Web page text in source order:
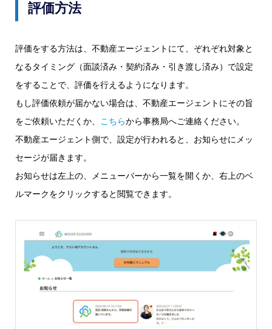
評価方法
評価をする方法は、不動産エージェントにて、ぞれぞれ対象と
なるタイミング（面談済み・契約済み・引き渡し済み）で設定
をすることで、評価を行えるようになります。
もし評価依頼が届かない場合は、不動産エージェントにその旨
をご依頼いただくか、 こちらから事務局へご連絡ください。
不動産エージェント側で、設定が行われると、お知らせにメッ
セージが届きます。
お知らせは左上の、メニューバーから一覧を開くか、右上のベ
ルマークをクリックすると閲覧できます。